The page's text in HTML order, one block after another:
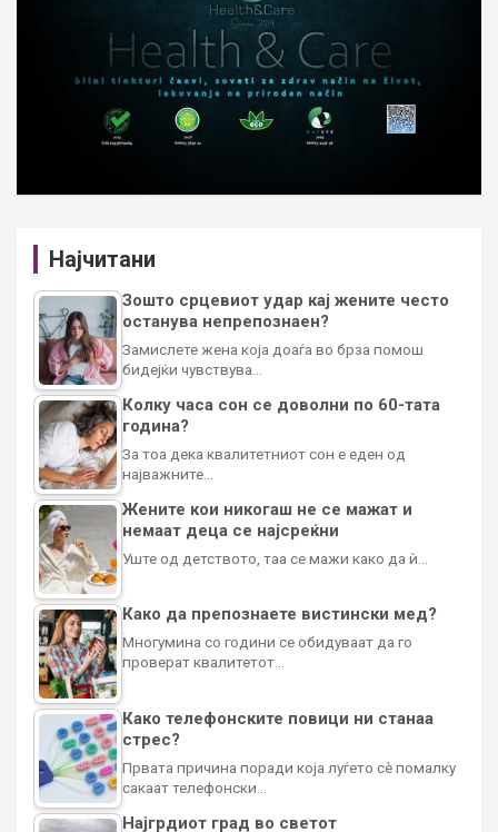
Најчитани
Зошто срцевиот удар кај жените често
останува непрепознаен?
Замислете жена која доаѓа во брза помош
бидејќи чувствува…
Колку часа сон се доволни по 60-тата
година?
За тоа дека квалитетниот сон е еден од
најважните…
Жените кои никогаш не се мажат и
немаат деца се најсреќни
Уште од детството, таа се мажи како да ѝ…
Како да препознаете вистински мед?
Многумина со години се обидуваат да го
проверат квалитетот…
Како телефонските повици ни станаа
стрес?
Првата причина поради која луѓето сè помалку
сакаат телефонски…
Најгрдиот град во светот